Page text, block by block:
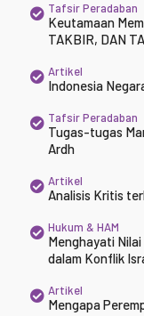
Tafsir Peradaban
Keutamaan
TAKBIR, DAN
Artikel
Indonesia
Tafsir Peradaban
Tugas-tugas
Ardh
Artikel
Analisis Kritis
Hukum & HAM
Menghayati
dalam Konflik
Artikel
Mengapa